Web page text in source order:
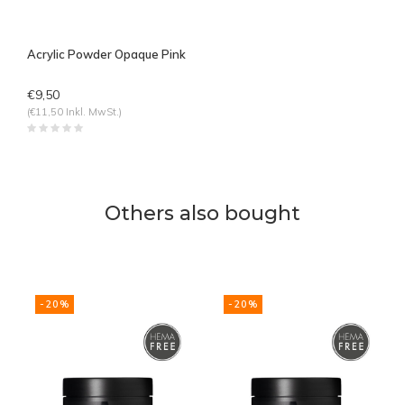
Acrylic Powder Opaque Pink
€9,50
(€11,50 Inkl. MwSt.)
Others also bought
-20% -20%